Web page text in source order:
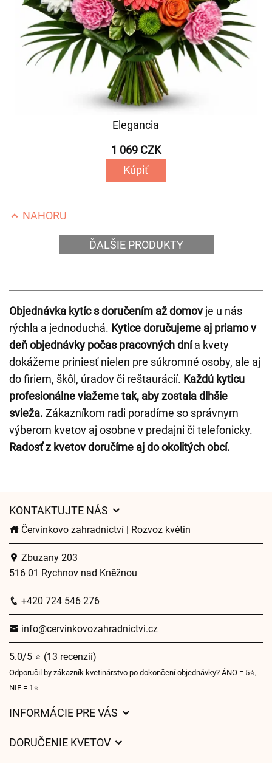
Elegancia
1 069 CZK
Kúpiť
NAHORU
ĎALŠIE PRODUKTY
Objednávka kytíc s doručením až domovje u nás
rýchla a jednoduchá. Kytice doručujeme aj priamo v
deň objednávky počas pracovných dnía kvety
dokážeme priniesť nielen pre súkromné osoby, ale aj
do firiem, škôl, úradov či reštaurácií. Každú kyticu
profesionálne viažeme tak, aby zostala dlhšie
svieža. Zákazníkom radi poradíme so správnym
výberom kvetov aj osobne v predajni či telefonicky.
Radosť z kvetov doručíme aj do okolitých obcí.
KONTAKTUJTE NÁS
Červinkovo zahradnictví | Rozvoz květin
Zbuzany 203
516 01 Rychnov nad Kněžnou
+420 724 546 276
info@cervinkovozahradnictvi.cz
5.0/5 ⭐ (13 recenzií)
Odporučil by zákazník kvetinárstvo po dokončení objednávky? ÁNO = 5⭐,
NIE = 1⭐
INFORMÁCIE PRE VÁS
DORUČENIE KVETOV